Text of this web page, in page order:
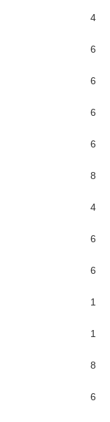
4
6
6
6
6
8
4
6
6
1
1
8
6